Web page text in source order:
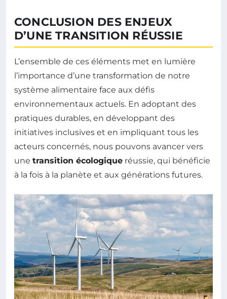
CONCLUSION DES ENJEUX
D’UNE TRANSITION RÉUSSIE
L’ensemble de ces éléments met en lumière
l’importance d’une transformation de notre
système alimentaire face aux défis
environnementaux actuels. En adoptant des
pratiques durables, en développant des
initiatives inclusives et en impliquant tous les
acteurs concernés, nous pouvons avancer vers
une transition écologique réussie, qui bénéficie
à la fois à la planète et aux générations futures.